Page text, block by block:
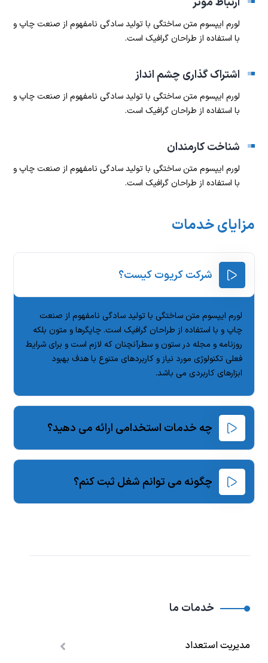
لورم ایپسوم متن ساختگی با تولید سادگی نامفهوم از صنعت چاپ و
با استفاده از طراحان گرافیک است.
اشتراک گذاری چشم انداز
لورم ایپسوم متن ساختگی با تولید سادگی نامفهوم از صنعت چاپ و
با استفاده از طراحان گرافیک است.
شناخت کارمندان
لورم ایپسوم متن ساختگی با تولید سادگی نامفهوم از صنعت چاپ و
با استفاده از طراحان گرافیک است.
مزایای خدمات
شرکت کریوت کیست؟
لورم ایپسوم متن ساختگی با تولید سادگی نامفهوم از صنعت
چاپ و با استفاده از طراحان گرافیک است. چاپگرها و متون بلکه
روزنامه و مجله در ستون و سطرآنچنان که لازم است و برای شرایط
فعلی تکنولوژی مورد نیاز و کاربردهای متنوع با هدف بهبود
ابزارهای کاربردی می باشد.
چه خدمات استخدامی ارائه می دهید؟
چگونه می توانم شغل ثبت کنم؟
خدمات ما
مدیریت استعداد